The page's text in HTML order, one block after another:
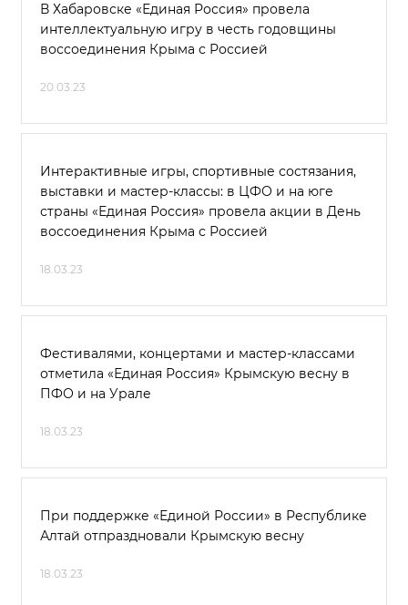
В Хабаровске «Единая Россия» провела
интеллектуальную игру в честь годовщины
воссоединения Крыма с Россией
20.03.23
Интерактивные игры, спортивные состязания,
выставки и мастер-классы: в ЦФО и на юге
страны «Единая Россия» провела акции в День
воссоединения Крыма с Россией
18.03.23
Фестивалями, концертами и мастер-классами
отметила «Единая Россия» Крымскую весну в
ПФО и на Урале
18.03.23
При поддержке «Единой России» в Республике
Алтай отпраздновали Крымскую весну
18.03.23